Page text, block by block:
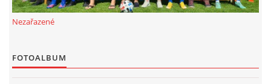
č.ú. 3227086359 / 0800
© 2026 eStránky.cz |RSS
Nezařazené
FOTOALBUM